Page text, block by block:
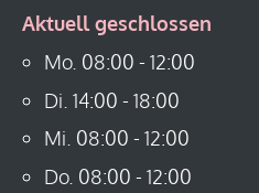
Aktuell geschlossen
Mo. 08:00 - 12:00
Di. 14:00 - 18:00
Mi. 08:00 - 12:00
Do. 08:00 - 12:00